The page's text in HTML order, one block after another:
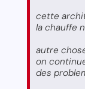
cette
la chauffe
autre
on
des